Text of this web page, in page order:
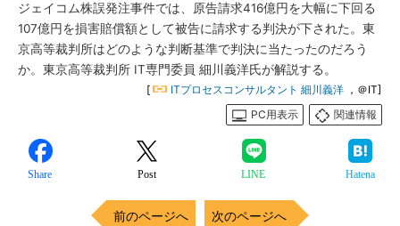
ジェイコム株誤発注事件では、原告請求416億円を大幅に下回る
107億円を損害賠償額として被告に請求する判決が下された。東
京高等裁判所はどのような判断基準で判決に当たったのだろう
か。東京高等裁判所 IT専門委員 細川義洋氏が解説する。
[ ITプロセスコンサルタント 細川義洋 ，＠IT]
PC用表示
関連情報
Share Post LINE Hatena
前のページへ 次のページへ